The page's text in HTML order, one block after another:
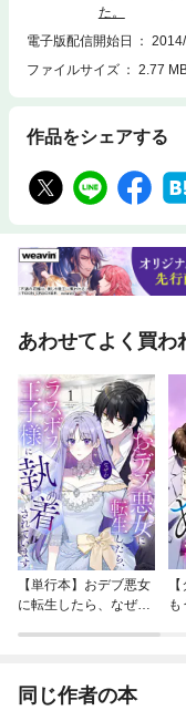
た。
電子版配信開始日
ファイルサイズ
2.77
作品をシェアする
あわせてよく買わ
【単行本】おデブ悪女
に転生したら、なぜか
も
同じ作者の本